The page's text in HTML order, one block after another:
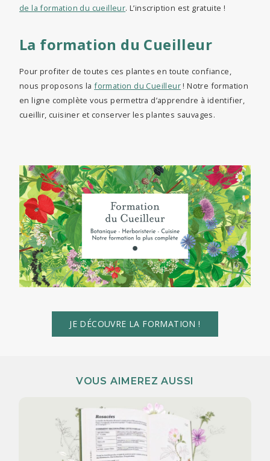
de la formation du cueilleur. L’inscription est gratuite !
La formation du Cueilleur
Pour profiter de toutes ces plantes en toute confiance,
nous proposons laformation du Cueilleur! Notre formation
en ligne complète vous permettra d’apprendre à identifier,
cueillir, cuisiner et conserver les plantes sauvages.
JE DÉCOUVRE LA FORMATION !
VOUS AIMEREZ AUSSI